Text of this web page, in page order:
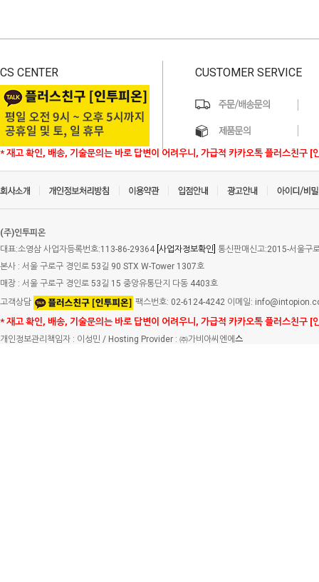
CS CENTER
* 재고 확인, 배송, 기술문의는 바로 답변이 어려우니, 가급적 카카오톡 플러스친구 [
CUSTOMER SERVICE
(주)인투피온
대표:소영삼 사업자등록번호:113-86-29364 [사업자정보확인] 통신판매신고:2015-서울구
본사 : 서울 구로구 경인로 53길 90 STX W-Tower 1307호
매장 : 서울 구로구 경인로 53길 15 중앙유통단지 다동 4403호
고객상담
팩스번호: 02-6124-4242 이메일:
* 재고 확인, 배송, 기술문의는 바로 답변이 어려우니, 가급적 카카오톡 플러스친구 [
개인정보관리책임자 : 이성민 / Hosting Provider : ㈜가비아씨엔에 스